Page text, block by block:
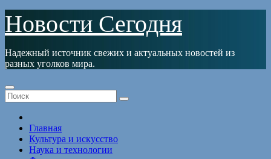
Перейти
содержимому
Новости Сегодня
Надежный источник свежих и актуальных новостей из
разных уголков мира.
Главная
Культура и искусство
Наука и технологии